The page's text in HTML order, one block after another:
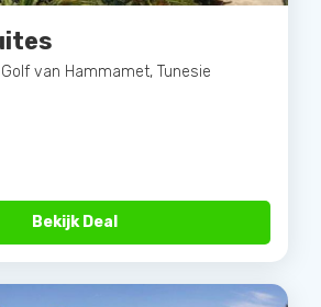
van Hammamet, Tunesie
Bekijk Deal